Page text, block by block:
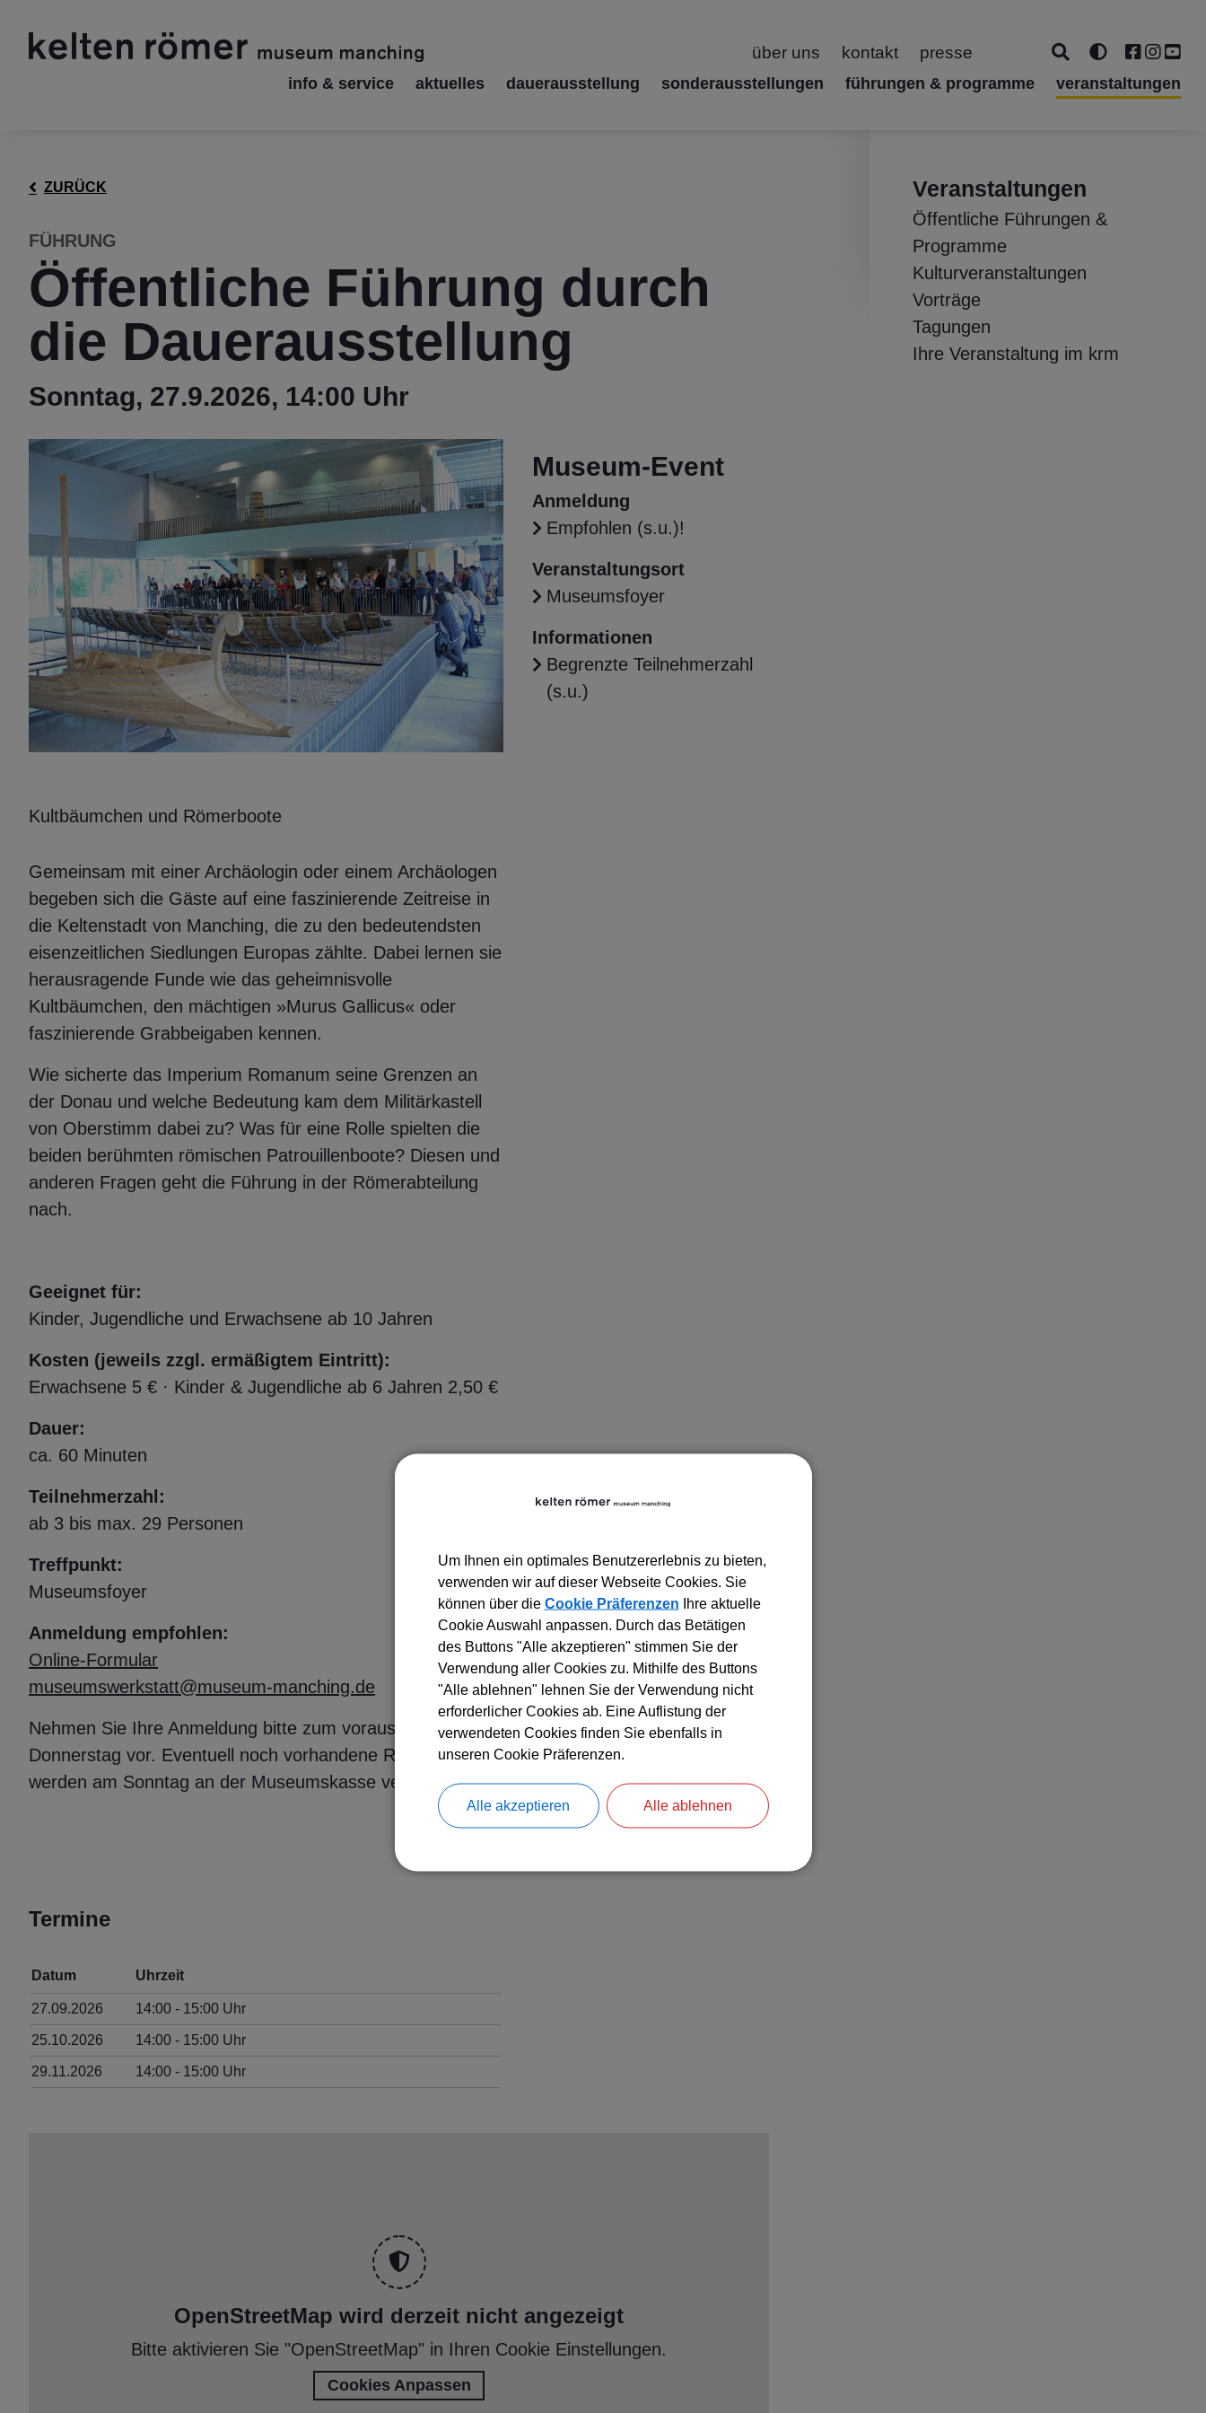
über uns kontakt presse
info & service aktuelles dauerausstellung sonderausstellungen führungen & programme veranstaltungen
ZURÜCK
FÜHRUNG
Öffentliche Führung durch
die Dauerausstellung
Sonntag, 27.9.2026, 14:00 Uhr
krm manching / Foto: Barbara Limmer
Kultbäumchen und Römerboote
Gemeinsam mit einer Archäologin oder einem Archäologen
begeben sich die Gäste auf eine faszinierende Zeitreise in
die Keltenstadt von Manching, die zu den bedeutendsten
eisenzeitlichen Siedlungen Europas zählte. Dabei lernen sie
herausragende Funde wie das geheimnisvolle
Kultbäumchen, den mächtigen »Murus Gallicus« oder
faszinierende Grabbeigaben kennen.
Wie sicherte das Imperium Romanum seine Grenzen an
der Donau und welche Bedeutung kam dem Militärkastell
von Oberstimm dabei zu? Was für eine Rolle spielten die
beiden berühmten römischen Patrouillenboote? Diesen und
anderen Fragen geht die Führung in der Römerabteilung
nach.
Geeignet für:
Kinder, Jugendliche und Erwachsene ab 10 Jahren
Kosten (jeweils zzgl. ermäßigtem Eintritt):
Erwachsene 5 € · Kinder & Jugendliche ab 6 Jahren 2,50 €
Dauer:
ca. 60 Minuten
Teilnehmerzahl:
ab 3 bis max. 29 Personen
Treffpunkt:
Museumsfoyer
Anmeldung empfohlen:
Online-Formular
museumswerkstatt@museum-manching.de
Nehmen Sie Ihre Anmeldung bitte zum vorausgehenden
Donnerstag vor. Eventuell noch vorhandene Restplätze
werden am Sonntag an der Museumskasse vergeben.
Termine
Datum Uhrzeit
27.09.2026 14:00 ‐ 15:00 Uhr
25.10.2026 14:00 ‐ 15:00 Uhr
29.11.2026 14:00 ‐ 15:00 Uhr
Museum-Event
Anmeldung
Empfohlen (s.u.)!
Veranstaltungsort
Museumsfoyer
Informationen
Begrenzte Teilnehmerzahl
(s.u.)
OpenStreetMap wird derzeit nicht angezeigt
Bitte aktivieren Sie "OpenStreetMap" in Ihren Cookie Einstellungen.
Cookies Anpassen
Veranstaltungen
Öffentliche Führungen &
Programme
Kulturveranstaltungen
Vorträge
Tagungen
Ihre Veranstaltung im krm
Um Ihnen ein optimales Benutzererlebnis zu bieten,
verwenden wir auf dieser Webseite Cookies. Sie
können über die Cookie Präferenzen Ihre aktuelle
Cookie Auswahl anpassen. Durch das Betätigen
des Buttons "Alle akzeptieren" stimmen Sie der
Verwendung aller Cookies zu. Mithilfe des Buttons
"Alle ablehnen" lehnen Sie der Verwendung nicht
erforderlicher Cookies ab. Eine Auflistung der
verwendeten Cookies finden Sie ebenfalls in
unseren Cookie Präferenzen.
Alle akzeptieren Alle ablehnen